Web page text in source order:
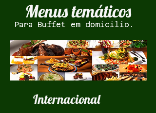
Menus temáticos
Para Buffet em domicilio.
Internacional